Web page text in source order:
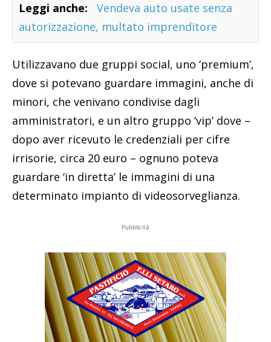
Leggi anche:
Vendeva auto usate senza
autorizzazione, multato imprenditore
Utilizzavano due gruppi social, uno ‘premium’,
dove si potevano guardare immagini, anche di
minori, che venivano condivise dagli
amministratori, e un altro gruppo ‘vip’ dove –
dopo aver ricevuto le credenziali per cifre
irrisorie, circa 20 euro – ognuno poteva
guardare ‘in diretta’ le immagini di una
determinato impianto di videosorveglianza.
Pubblicità